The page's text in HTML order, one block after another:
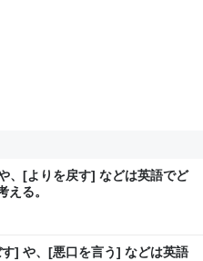
、[よりを戻す] などは英語でど
える。
] や、[悪口を言う] などは英語